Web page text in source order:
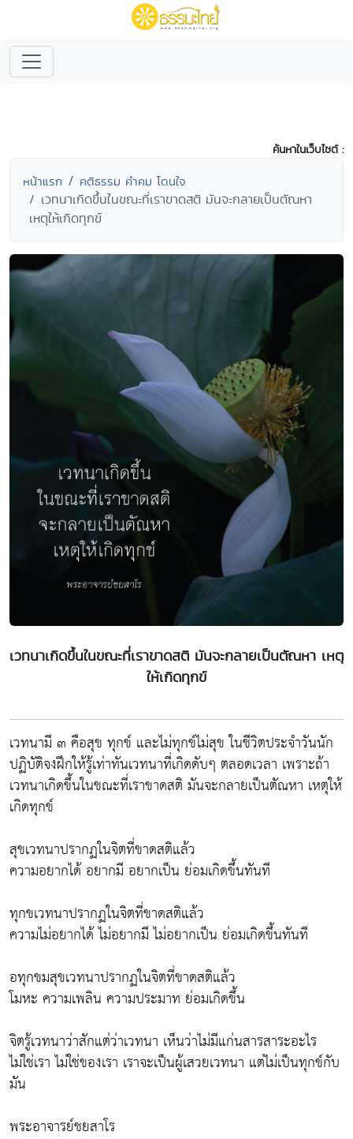
ค้นหาในเว็บไซต์ :
หน้าแรก คติธรรม คำคม โดนใจ
เวทนาเกิดขึ้นในขณะที่เราขาดสติ มันจะกลายเป็นตัณหา
เหตุให้เกิดทุกข์
เวทนาเกิดขึ้นในขณะที่เราขาดสติ มันจะกลายเป็นตัณหา เหตุ
ให้เกิดทุกข์
เวทนามี ๓ คือสุข ทุกข์ และไม่ทุกข์ไม่สุข ในชีวิตประจำวันนัก
ปฏิบัติจงฝึกให้รู้เท่าทันเวทนาที่เกิดดับๆ ตลอดเวลา เพราะถ้า
เวทนาเกิดขึ้นในขณะที่เราขาดสติ มันจะกลายเป็นตัณหา เหตุให้
เกิดทุกข์
สุขเวทนาปรากฏในจิตที่ขาดสติแล้ว
ความอยากได้ อยากมี อยากเป็น ย่อมเกิดขึ้นทันที
ทุกขเวทนาปรากฏในจิตที่ขาดสติแล้ว
ความไม่อยากได้ ไม่อยากมี ไม่อยากเป็น ย่อมเกิดขึ้นทันที
อทุกขมสุขเวทนาปรากฏในจิตที่ขาดสติแล้ว
โมหะ ความเพลิน ความประมาท ย่อมเกิดขึ้น
จิตรู้เวทนาว่าสักแต่ว่าเวทนา เห็นว่าไม่มีแก่นสารสาระอะไร
ไม่ใช่เรา ไม่ใช่ของเรา เราจะเป็นผู้เสวยเวทนา แต่ไม่เป็นทุกข์กับ
มัน
พระอาจารย์ชยสาโร